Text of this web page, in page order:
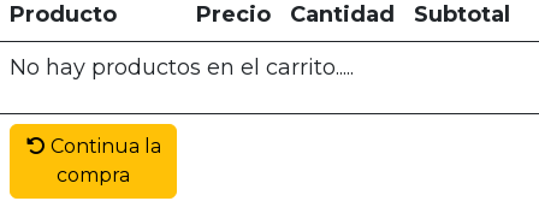
Producto Precio Cantidad
Subtotal
No hay productos en el carrito.....
Continua la
compra